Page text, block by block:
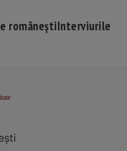
româneștiInterviurile